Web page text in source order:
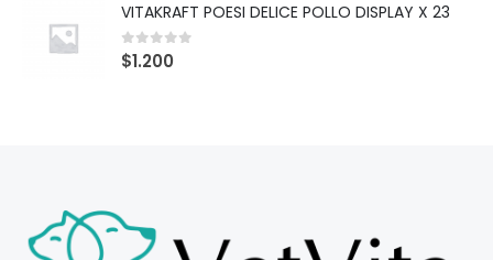
VITAKRAFT POESI DELICE POLLO DISPLAY X 23
0out of 5
$1.200